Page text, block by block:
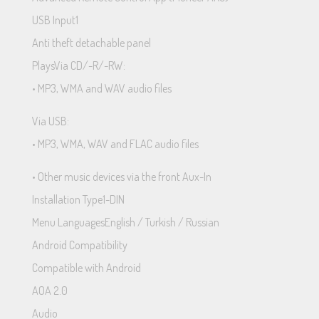
USB Input1
Anti theft detachable panel
PlaysVia CD/-R/-RW:
• MP3, WMA and WAV audio files
Via USB:
• MP3, WMA, WAV and FLAC audio files
• Other music devices via the front Aux-In
Installation Type1-DIN
Menu LanguagesEnglish / Turkish / Russian
Android Compatibility
Compatible with Android
AOA 2.0
Audio